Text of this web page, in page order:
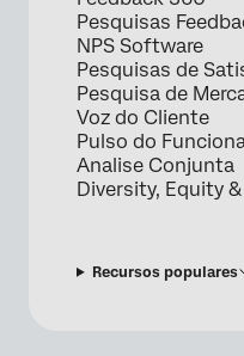
Pesquisas
NPS Software
Pesquisas de
Pesquisa de
Voz do Cliente
Pulso do
Analise Conjunta
Diversity, Equity
Recursos populares